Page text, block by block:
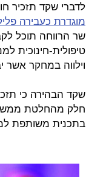
לדברי שקד תזכיר
מוגדרת כעבירה
שר הרווחה תוכל
טיפולית-חינוכית
וילווה במחקר אשר
שקד הבהירה כי
חלק מהחלטת
בתכנית משותפת